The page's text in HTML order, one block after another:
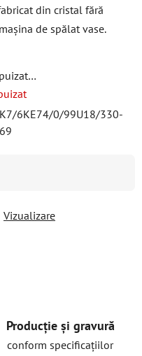
din cristal fără
de spălat vase.
6KE74/0/99U18/330-
Vizualizare
Producție și gravură
conform specificațiilor